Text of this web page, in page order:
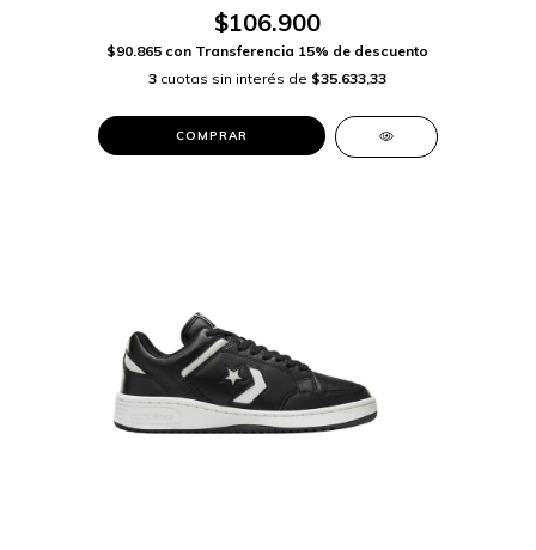
$106.900
$90.865 con Transferencia 15% de descuento
3 cuotas sin interés de $35.633,33
COMPRAR